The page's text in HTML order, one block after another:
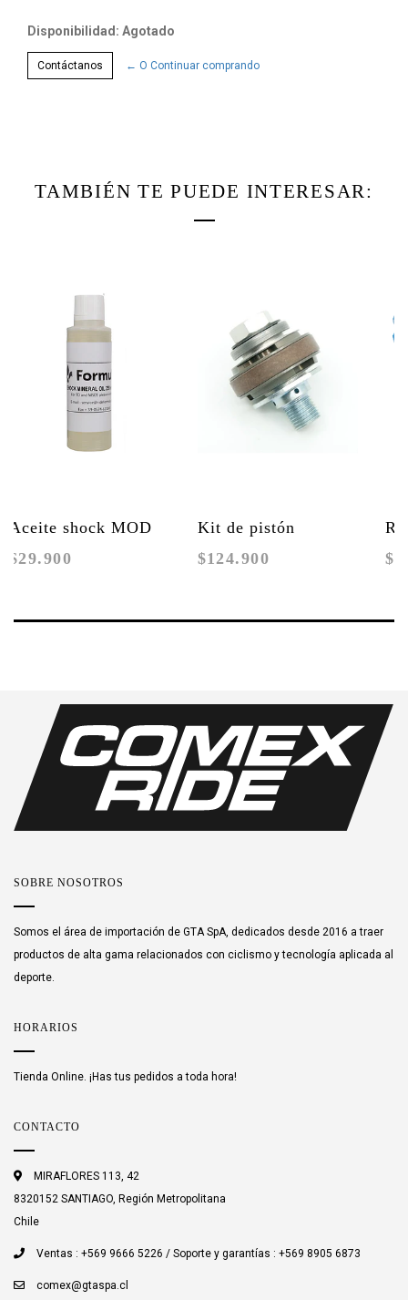
Disponibilidad: Agotado
Contáctanos ← O Continuar comprando
TAMBIÉN TE PUEDE INTERESAR:
Aceite shock MOD
250ml
$29.900
Kit de pistón
principal Shock
$124.900
/
SOBRE NOSOTROS
Somos el área de importación de GTA SpA, dedicados desde 2016 a traer
productos de alta gama relacionados con ciclismo y tecnología aplicada al
deporte.
HORARIOS
Tienda Online. ¡Has tus pedidos a toda hora!
CONTACTO
MIRAFLORES 113, 42
8320152 SANTIAGO, Región Metropolitana
Chile
Ventas : +569 9666 5226 / Soporte y garantías : +569 8905 6873
comex@gtaspa.cl